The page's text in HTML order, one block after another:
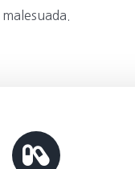
malesuada.